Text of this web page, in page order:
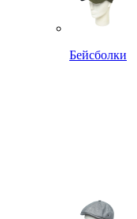
Бейсболки